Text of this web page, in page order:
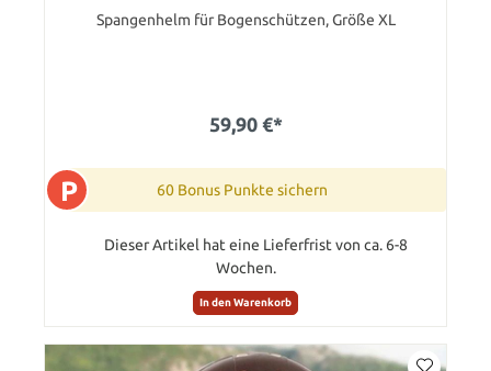
Spangenhelm für Bogenschützen, Größe XL
59,90 €*
P 60 Bonus Punkte sichern
Dieser Artikel hat eine Lieferfrist von ca. 6-8
Wochen.
In den Warenkorb